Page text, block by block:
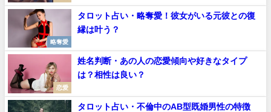
略奪愛
タロット占い・略奪愛！彼女がいる元彼との復
縁は叶う？
恋愛
姓名判断・あの人の恋愛傾向や好きなタイプ
は？相性は良い？
タロット占い・不倫中のAB型既婚男性の特徴